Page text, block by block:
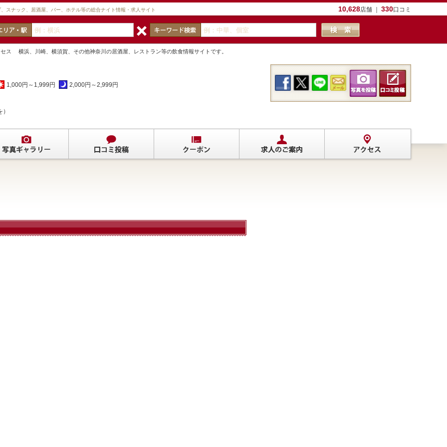
10,628店舗 ｜ 330口コミ
スナック、居酒屋、バー、ホテル等の総合ナイト情報・求人サイト
ス 横浜、川崎、横須賀、その他神奈川の居酒屋、レストラン等の飲食情報サイトです。
1,000円～1,999円 2,000円～2,999円